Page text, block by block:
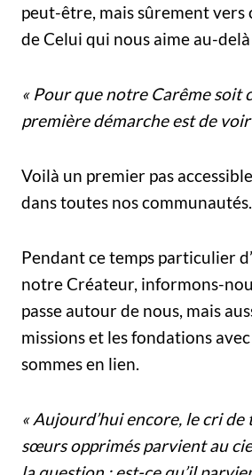
peut-être, mais sûrement
de Celui qui nous aime au-delà
« Pour que notre Carême soit
première démarche est de
Voilà un premier pas
dans toutes nos communautés.
Pendant ce temps particulier
notre Créateur, informons-
passe autour de nous, mais
missions et les fondations
sommes en lien.
« Aujourd’hui encore, le cri
sœurs opprimés parvient au